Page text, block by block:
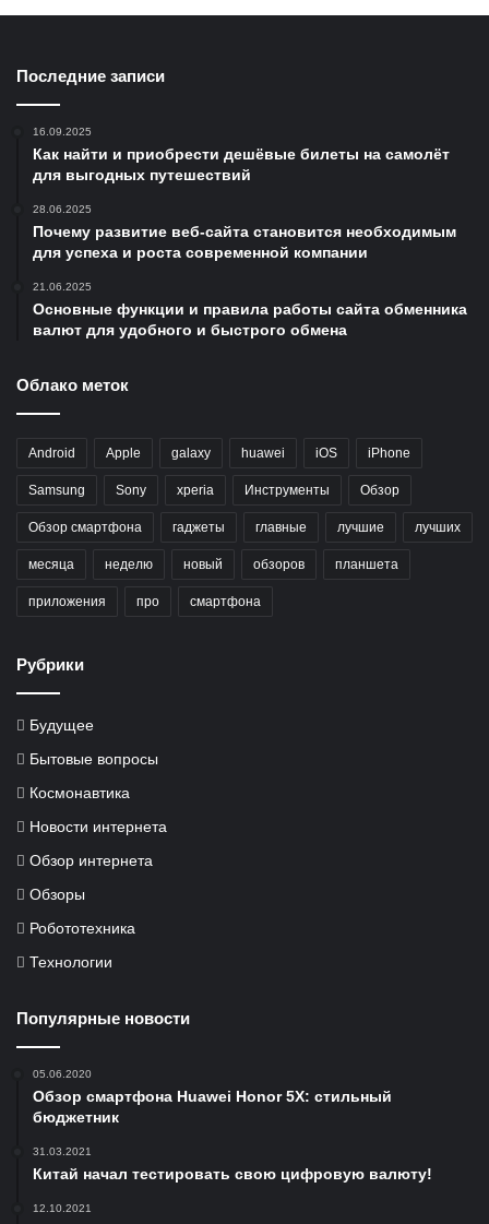
Последние записи
16.09.2025
Как найти и приобрести дешёвые билеты на самолёт
для выгодных путешествий
28.06.2025
Почему развитие веб-сайта становится необходимым
для успеха и роста современной компании
21.06.2025
Основные функции и правила работы сайта обменника
валют для удобного и быстрого обмена
Облако меток
Android Apple galaxy huawei iOS iPhone
Samsung Sony xperia Инструменты Обзор
Обзор смартфона гаджеты главные лучшие лучших
месяца неделю новый обзоров планшета
приложения про смартфона
Рубрики
Будущее
Бытовые вопросы
Космонавтика
Новости интернета
Обзор интернета
Обзоры
Робототехника
Технологии
Популярные новости
05.06.2020
Обзор смартфона Huawei Honor 5X: стильный
бюджетник
31.03.2021
Китай начал тестировать свою цифровую валюту!
12.10.2021